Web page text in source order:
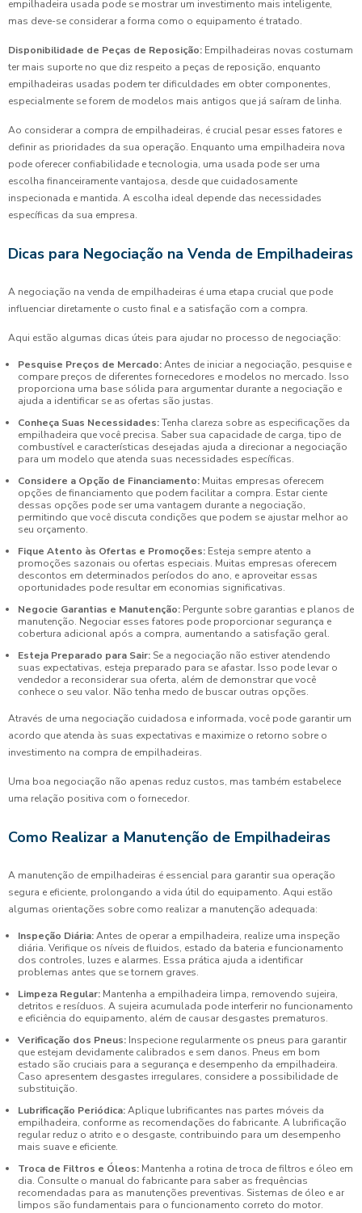
empilhadeira usada pode se mostrar um investimento mais inteligente,
mas deve-se considerar a forma como o equipamento é tratado.
Disponibilidade de Peças de Reposição: Empilhadeiras novas costumam
ter mais suporte no que diz respeito a peças de reposição, enquanto
empilhadeiras usadas podem ter dificuldades em obter componentes,
especialmente se forem de modelos mais antigos que já saíram de linha.
Ao considerar a compra de empilhadeiras, é crucial pesar esses fatores e
definir as prioridades da sua operação. Enquanto uma empilhadeira nova
pode oferecer confiabilidade e tecnologia, uma usada pode ser uma
escolha financeiramente vantajosa, desde que cuidadosamente
inspecionada e mantida. A escolha ideal depende das necessidades
específicas da sua empresa.
Dicas para Negociação na Venda de Empilhadeiras
A negociação na venda de empilhadeiras é uma etapa crucial que pode
influenciar diretamente o custo final e a satisfação com a compra.
Aqui estão algumas dicas úteis para ajudar no processo de negociação:
Pesquise Preços de Mercado:Antes de iniciar a negociação, pesquise e
compare preços de diferentes fornecedores e modelos no mercado. Isso
proporciona uma base sólida para argumentar durante a negociação e
ajuda a identificar se as ofertas são justas.
Conheça Suas Necessidades:Tenha clareza sobre as especificações da
empilhadeira que você precisa. Saber sua capacidade de carga, tipo de
combustível e características desejadas ajuda a direcionar a negociação
para um modelo que atenda suas necessidades específicas.
Considere a Opção de Financiamento: Muitas empresas oferecem
opções de financiamento que podem facilitar a compra. Estar ciente
dessas opções pode ser uma vantagem durante a negociação,
permitindo que você discuta condições que podem se ajustar melhor ao
seu orçamento.
Fique Atento às Ofertas e Promoções: Esteja sempre atento a
promoções sazonais ou ofertas especiais. Muitas empresas oferecem
descontos em determinados períodos do ano, e aproveitar essas
oportunidades pode resultar em economias significativas.
Negocie Garantias e Manutenção: Pergunte sobre garantias e planos de
manutenção. Negociar esses fatores pode proporcionar segurança e
cobertura adicional após a compra, aumentando a satisfação geral.
Esteja Preparado para Sair: Se a negociação não estiver atendendo
suas expectativas, esteja preparado para se afastar. Isso pode levar o
vendedor a reconsiderar sua oferta, além de demonstrar que você
conhece o seu valor. Não tenha medo de buscar outras opções.
Através de uma negociação cuidadosa e informada, você pode garantir um
acordo que atenda às suas expectativas e maximize o retorno sobre o
investimento na compra de empilhadeiras.
Uma boa negociação não apenas reduz custos, mas também estabelece
uma relação positiva com o fornecedor.
Como Realizar a Manutenção de Empilhadeiras
A manutenção de empilhadeiras é essencial para garantir sua operação
segura e eficiente, prolongando a vida útil do equipamento. Aqui estão
algumas orientações sobre como realizar a manutenção adequada:
Inspeção Diária:Antes de operar a empilhadeira, realize uma inspeção
diária. Verifique os níveis de fluidos, estado da bateria e funcionamento
dos controles, luzes e alarmes. Essa prática ajuda a identificar
problemas antes que se tornem graves.
Limpeza Regular: Mantenha a empilhadeira limpa, removendo sujeira,
detritos e resíduos. A sujeira acumulada pode interferir no funcionamento
e eficiência do equipamento, além de causar desgastes prematuros.
Verificação dos Pneus: Inspecione regularmente os pneus para garantir
que estejam devidamente calibrados e sem danos. Pneus em bom
estado são cruciais para a segurança e desempenho da empilhadeira.
Caso apresentem desgastes irregulares, considere a possibilidade de
substituição.
Lubrificação Periódica:Aplique lubrificantes nas partes móveis da
empilhadeira, conforme as recomendações do fabricante. A lubrificação
regular reduz o atrito e o desgaste, contribuindo para um desempenho
mais suave e eficiente.
Troca de Filtros e Óleos: Mantenha a rotina de troca de filtros e óleo em
dia. Consulte o manual do fabricante para saber as frequências
recomendadas para as manutenções preventivas. Sistemas de óleo e ar
limpos são fundamentais para o funcionamento correto do motor.